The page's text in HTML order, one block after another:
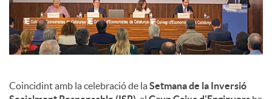
Coincidint amb la celebració de laSetmana de la Inversió